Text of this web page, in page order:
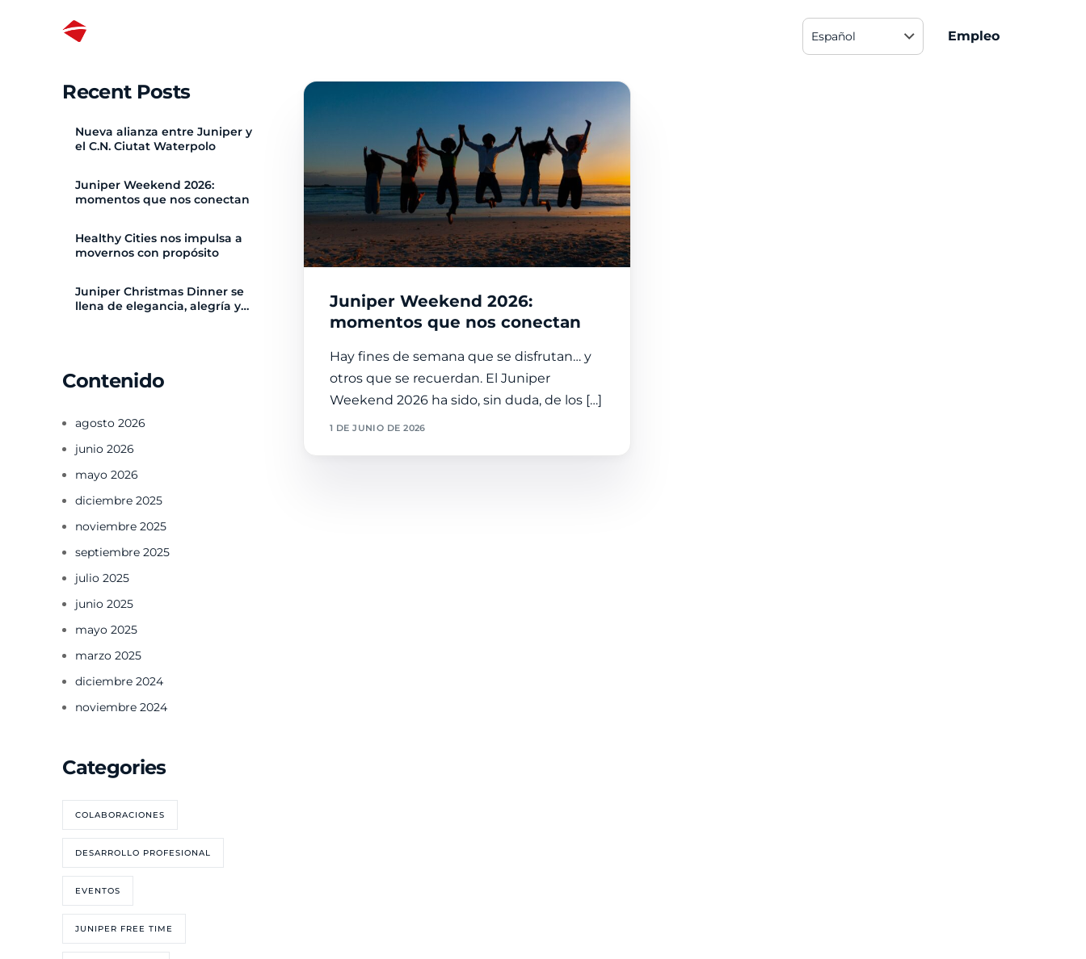
Misión y Valores
Nuestra tecnología
#JuniperFreeTime
Español Empleo
Juniper Weekend 2026:
momentos que nos conectan
Hay fines de semana que se disfrutan… y
otros que se recuerdan. El Juniper
Weekend 2026 ha sido, sin duda, de los […]
1 DE JUNIO DE 2026
Recent Posts
Nueva alianza entre Juniper y
el C.N. Ciutat Waterpolo
Juniper Weekend 2026:
momentos que nos conectan
Healthy Cities nos impulsa a
movernos con propósito
Juniper Christmas Dinner se
llena de elegancia, alegría y
Contenido
agosto 2026
junio 2026
mayo 2026
diciembre 2025
noviembre 2025
septiembre 2025
julio 2025
junio 2025
mayo 2025
marzo 2025
diciembre 2024
noviembre 2024
Categories
COLABORACIONES
DESARROLLO PROFESIONAL
EVENTOS
JUNIPER FREE TIME